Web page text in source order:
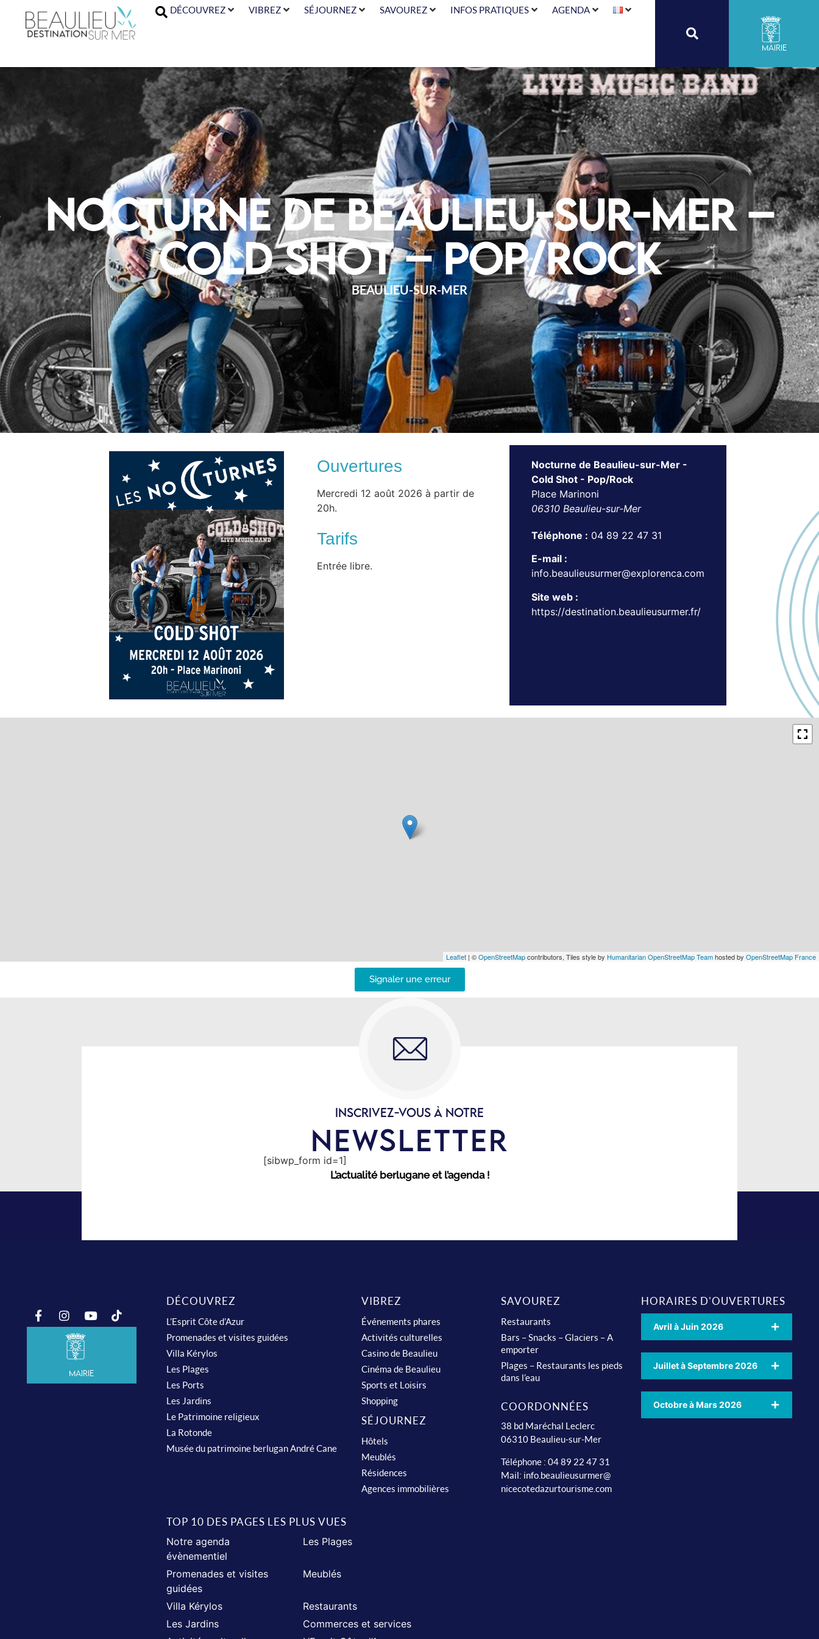
DÉCOUVREZ VIBREZ SÉJOURNEZ SAVOUREZ INFOS PRATIQUES AGENDA
Mairie
Nocturne de Beaulieu-sur-Mer –
Cold Shot – Pop/Rock
BEAULIEU-SUR-MER
Ouvertures
Mercredi 12 août 2026 à partir de
20h.
Tarifs
Entrée libre.
Nocturne de Beaulieu-sur-Mer -
Cold Shot - Pop/Rock
Place Marinoni
06310 Beaulieu-sur-Mer
Téléphone : 04 89 22 47 31
E-mail :
info.beaulieusurmer@explorenca.com
Site web :
https://destination.beaulieusurmer.fr/
Leaflet | ©OpenStreetMapcontributors, Tiles style by Humanitarian OpenStreetMap Teamhosted by OpenStreetMap France
Signaler une erreur
INSCRIVEZ-VOUS À NOTRE
NEWSLETTER
[sibwp_form id=1]
L’actualité berlugane et l’agenda !
Mairie
DÉCOUVREZ
L’Esprit Côte d’Azur
Promenades et visites guidées
Villa Kérylos
Les Plages
Les Ports
Les Jardins
Le Patrimoine religieux
La Rotonde
Musée du patrimoine berlugan André Cane
VIBREZ
Événements phares
Activités culturelles
Casino de Beaulieu
Cinéma de Beaulieu
Sports et Loisirs
Shopping
SÉJOURNEZ
Hôtels
Meublés
Résidences
Agences immobilières
SAVOUREZ
Restaurants
Bars – Snacks – Glaciers – A
emporter
Plages – Restaurants les pieds
dans l’eau
COORDONNÉES
38 bd Maréchal Leclerc
06310 Beaulieu-sur-Mer
Téléphone : 04 89 22 47 31
Mail: info.beaulieusurmer@
nicecotedazurtourisme.com
HORAIRES D'OUVERTURES
Avril à Juin 2026
Juillet à Septembre 2026
Octobre à Mars 2026
TOP 10 DES PAGES LES PLUS VUES
Notre agenda
évènementiel
Les Plages
Promenades et visites
guidées
Meublés
Villa Kérylos
Restaurants
Les Jardins
Commerces et services